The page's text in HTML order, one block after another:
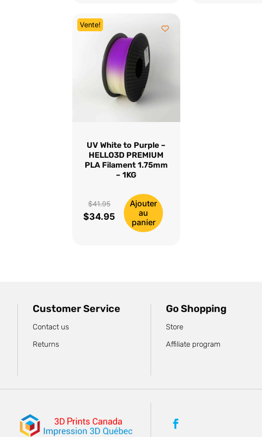
Vente!
UV White to Purple –
HELLO3D PREMIUM
PLA Filament 1.75mm
– 1KG
$41.95Le
prix
$34.95Le
Ajouter
au
panier
Customer Service
Contact us
Returns
Go Shopping
Store
Affiliate program